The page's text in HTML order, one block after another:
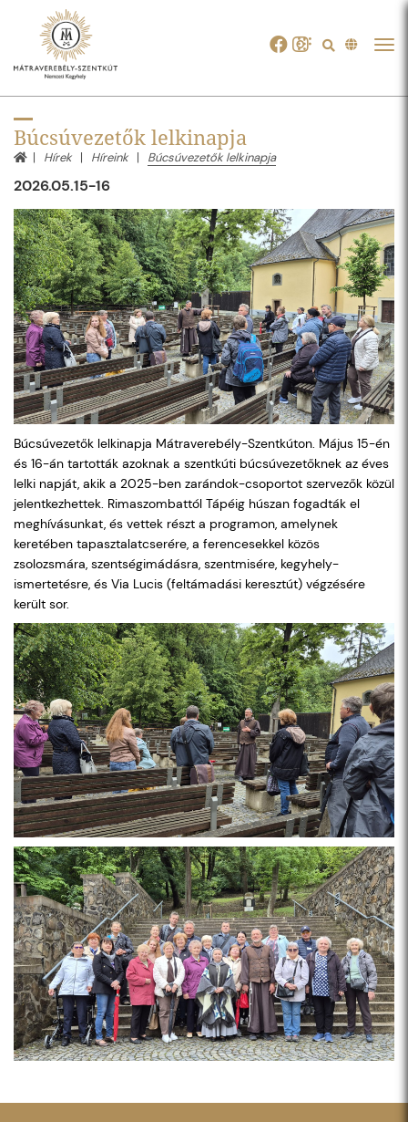
Búcsúvezetők lelkinapja
Hírek Híreink Búcsúvezetők lelkinapja
2026.05.15-16
Búcsúvezetők lelkinapja Mátraverebély-Szentkúton. Május 15-én
és 16-án tartották azoknak a szentkúti búcsúvezetőknek az éves
lelki napját, akik a 2025-ben zarándok-csoportot szervezők közül
jelentkezhettek. Rimaszombattól Tápéig húszan fogadták el
meghívásunkat, és vettek részt a programon, amelynek
keretében tapasztalatcserére, a ferencesekkel közös
zsolozsmára, szentségimádásra, szentmisére, kegyhely-
ismertetésre, és Via Lucis (feltámadási keresztút) végzésére
került sor.